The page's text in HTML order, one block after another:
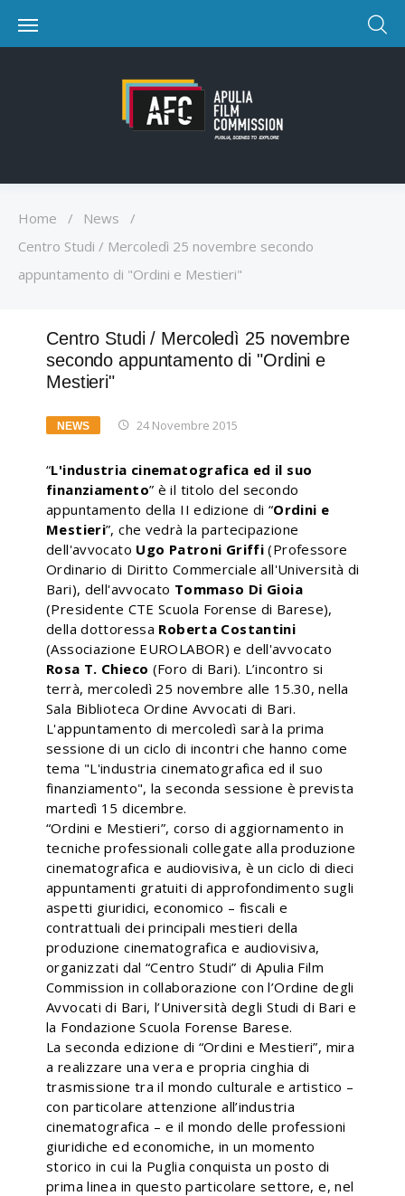
Home / News
/
Centro Studi / Mercoledì 25 novembre secondo
appuntamento di "Ordini e Mestieri"
Centro Studi / Mercoledì 25 novembre
secondo appuntamento di "Ordini e
Mestieri"
NEWS 24 Novembre 2015
“L'industria cinematografica ed il suo
finanziamento” è il titolo del secondo
appuntamento della II edizione di “Ordini e
Mestieri”, che vedrà la partecipazione
dell'avvocato Ugo Patroni Griffi(Professore
Ordinario di Diritto Commerciale all'Università di
Bari), dell'avvocato Tommaso Di Gioia
(Presidente CTE Scuola Forense di Barese),
della dottoressa Roberta Costantini
(Associazione EUROLABOR) e dell'avvocato
Rosa T. Chieco (Foro di Bari). L’incontro si
terrà, mercoledì 25 novembre alle 15.30, nella
Sala Biblioteca Ordine Avvocati di Bari.
L'appuntamento di mercoledì sarà la prima
sessione di un ciclo di incontri che hanno come
tema "L'industria cinematografica ed il suo
finanziamento", la seconda sessione è prevista
martedì 15 dicembre.
“Ordini e Mestieri”, corso di aggiornamento in
tecniche professionali collegate alla produzione
cinematografica e audiovisiva, è un ciclo di dieci
appuntamenti gratuiti di approfondimento sugli
aspetti giuridici, economico – fiscali e
contrattuali dei principali mestieri della
produzione cinematografica e audiovisiva,
organizzati dal “Centro Studi” di Apulia Film
Commission in collaborazione con l’Ordine degli
Avvocati di Bari, l’Università degli Studi di Bari e
la Fondazione Scuola Forense Barese.
La seconda edizione di “Ordini e Mestieri”, mira
a realizzare una vera e propria cinghia di
trasmissione tra il mondo culturale e artistico –
con particolare attenzione all’industria
cinematografica – e il mondo delle professioni
giuridiche ed economiche, in un momento
storico in cui la Puglia conquista un posto di
prima linea in questo particolare settore, e, nel